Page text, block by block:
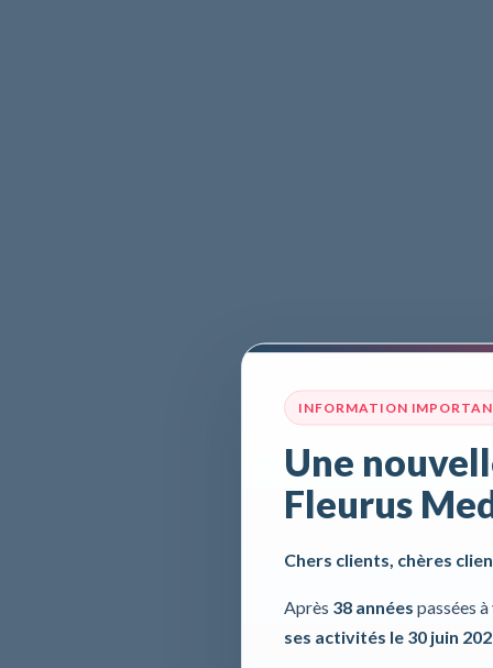
INFORMATION
Une
Fleurus
Chers clients, chères
Après 38 années passées
ses activités le 30 juin